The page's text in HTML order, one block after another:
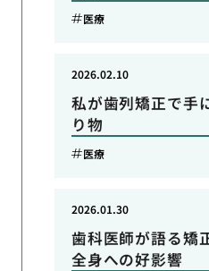
医療
私が歯列矯正で手
り物
2026.02.10
医療
歯科医師が語る矯
全身への好影響
2026.01.30